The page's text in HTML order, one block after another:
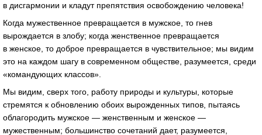
в дисгармонии и кладут препятствия освобождению человека!
Когда мужественное превращается в мужское, то гнев
вырождается в злобу; когда женственное превращается
в женское, то доброе превращается в чувствительное; мы видим
это на каждом шагу в современном обществе, разумеется, среди
«командующих классов».
Мы видим, сверх того, работу природы и культуры, которые
стремятся к обновлению обоих вырожденных типов, пытаясь
облагородить мужское — женственным и женское —
мужественным; большинство сочетаний дает, разумеется,